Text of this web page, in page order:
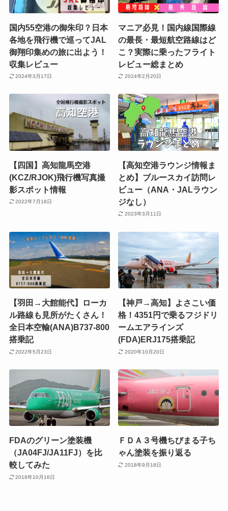
国内55空港の御朱印？日本
各地を飛行機で巡ってJAL
御翔印集めの旅に出よう！
収集レビュー
2024年3月17日
マニア必見！国内線国際線
の最長・最短航空路線はど
こ？実際に乗ったフライト
レビュー総まとめ
2024年2月20日
【四国】高知龍馬空港
(KCZ/RJOK)飛行機写真撮
影スポット情報
2022年7月18日
【高知空港ラウンジ情報ま
とめ】ブルースカイ訪問レ
ビュー（ANA・JALラウン
ジなし）
2023年3月11日
【羽田→大館能代】ローカ
ル路線も見所がたくさん！
全日本空輸(ANA)B737-800
搭乗記
2022年5月23日
【神戸→高知】よさこい価
格！4351円で乗るフジドリ
ームエアラインズ
(FDA)ERJ175搭乗記
2020年10月20日
FDAのグリーン塗装機
（JA04FJ/JA11FJ）を比
較してみた
2018年10月16日
ＦＤＡ３号機ちびまる子ち
ゃん塗装を振り返る
2018年9月18日